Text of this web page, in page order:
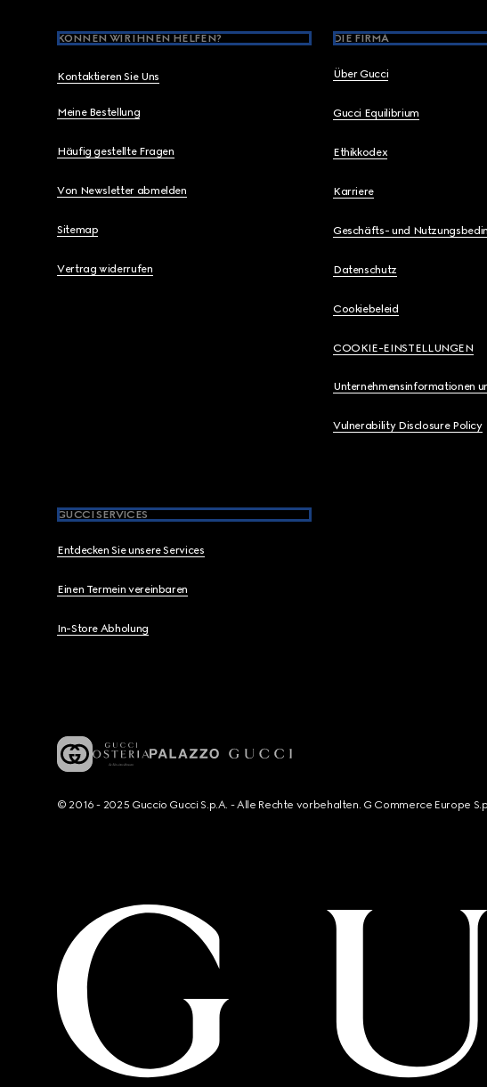
KÖNNEN WIR IHNEN HELFEN?
Kontaktieren Sie Uns
Meine Bestellung
Häufig gestellte Fragen
Von Newsletter abmelden
Sitemap
Vertrag widerrufen
DIE FIRMA
Über Gucci
Gucci Equilibrium
Ethikkodex
Karriere
Geschäfts- und
Datenschutz
Cookiebeleid
COOKIE-EINSTELLUNGEN
Unternehmensinformationen
Vulnerability Disclosure Policy
GUCCI SERVICES
Entdecken Sie unsere Services
Einen Termein vereinbaren
In-Store Abholung
© 2016 - 2025 Guccio Gucci S.p.A. - Alle Rechte vorbehalten. G Commerce Europe